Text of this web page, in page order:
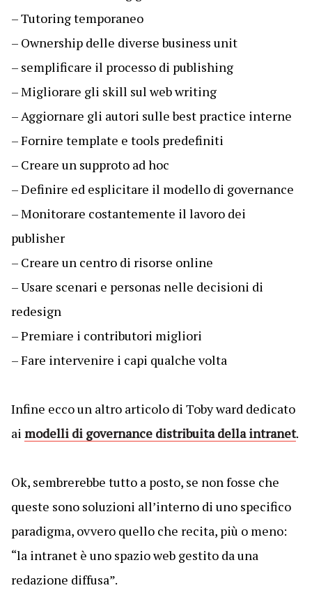
– Tutoring temporaneo
– Ownership delle diverse business unit
– semplificare il processo di publishing
– Migliorare gli skill sul web writing
– Aggiornare gli autori sulle best practice interne
– Fornire template e tools predefiniti
– Creare un supproto ad hoc
– Definire ed esplicitare il modello di governance
– Monitorare costantemente il lavoro dei
publisher
– Creare un centro di risorse online
– Usare scenari e personas nelle decisioni di
redesign
– Premiare i contributori migliori
– Fare intervenire i capi qualche volta
Infine ecco un altro articolo di Toby ward dedicato
ai modelli di governance distribuita della intranet.
Ok, sembrerebbe tutto a posto, se non fosse che
queste sono soluzioni all’interno di uno specifico
paradigma, ovvero quello che recita, più o meno:
“la intranet è uno spazio web gestito da una
redazione diffusa”.